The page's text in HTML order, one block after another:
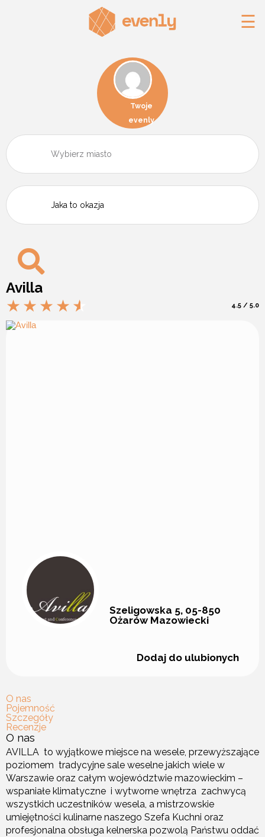
☰
Twoje
evenly
Avilla
4.5 / 5.0
Szeligowska 5, 05-850
Ożarów Mazowiecki
Dodaj do ulubionych
O nas
Pojemność
Szczegóły
Recenzje
O nas
AVILLA to wyjątkowe miejsce na wesele, przewyższające
poziomem tradycyjne sale weselne jakich wiele w
Warszawie oraz całym województwie mazowieckim –
wspaniałe klimatyczne i wytworne wnętrza zachwycą
wszystkich uczestników wesela, a mistrzowskie
umiejętności kulinarne naszego Szefa Kuchni oraz
profesjonalna obsługa kelnerska pozwolą Państwu oddać